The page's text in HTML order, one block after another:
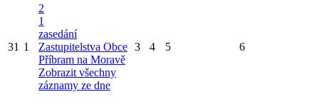
31 1
2
1
zasedání
Zastupitelstva Obce
Příbram na Moravě
Zobrazit všechny
záznamy ze dne
3 4 5 6